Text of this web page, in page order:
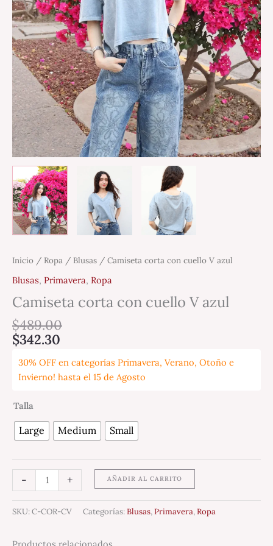
Inicio / Ropa / Blusas / Camiseta corta con cuello V azul
Blusas, Primavera, Ropa
Camiseta corta con cuello V azul
$489.00
$342.30
30% OFF en categorías Primavera, Verano, Otoño e
Invierno! hasta el 15 de Agosto
Talla
Large Medium Small
- + AÑADIR AL CARRITO
SKU:C-COR-CV Categorías:Blusas,Primavera,Ropa